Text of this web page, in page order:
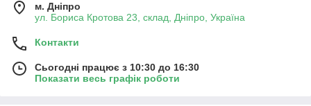
м. Дніпро
ул. Бориса Кротова 23, склад, Дніпро, Україна
Контакти
Сьогодні працює з 10:30 до 16:30
Показати весь графік роботи